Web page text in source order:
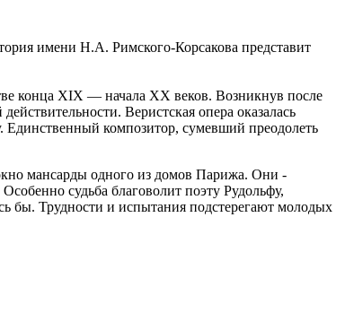
имени Н.А. Римского-Корсакова представит
конца XIX — начала XX веков. Возникнув после
Веристская опера оказалась
Единственный композитор, сумевший преодолеть
мансарды одного из домов Парижа. Они -
судьба благоволит поэту Рудольфу,
бы. Трудности и испытания подстерегают молодых